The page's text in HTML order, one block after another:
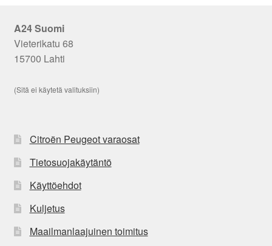
A24 Suomi
Vieterikatu 68
15700 Lahti
(Sitä ei käytetä valituksiin)
Citroën Peugeot varaosat
Tietosuojakäytäntö
Käyttöehdot
Kuljetus
Maailmanlaajuinen toimitus